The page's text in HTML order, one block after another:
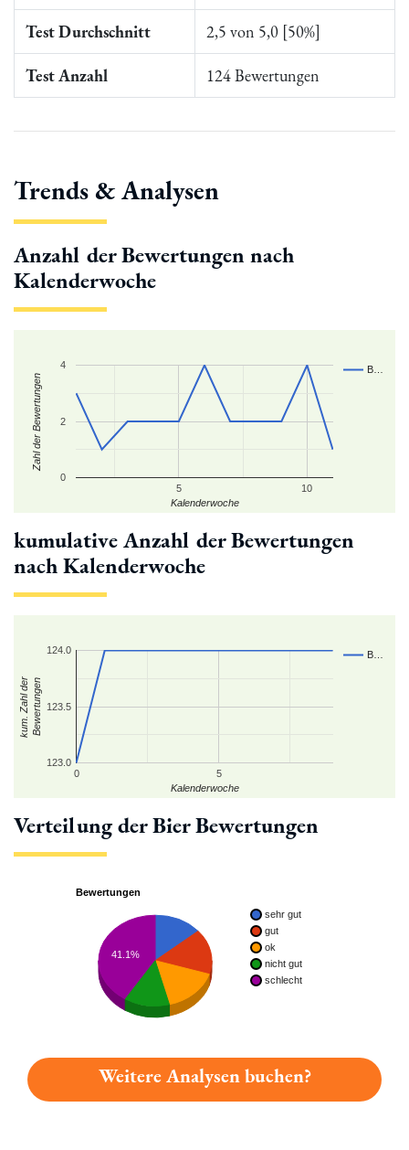
Test Durchschnitt 2,5 von 5,0 [50%]
Test Anzahl 124 Bewertungen
Trends & Analysen
Anzahl der Bewertungen nach
Kalenderwoche
B…
5 10
0
2
4
Kalenderwoche
Zahl der Bewertungen
kumulative Anzahl der Bewertungen
nach Kalenderwoche
B…
0 5
123.0
123.5
124.0
Kalenderwoche
kum. Zahl derBewertungen
Verteilung der Bier Bewertungen
Bewertungen
sehr gut
gut
ok
nicht gut
schlecht
41.1%
Weitere Analysen buchen?